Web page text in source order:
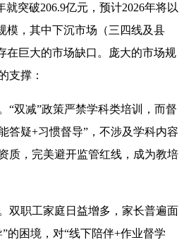
就突破206.9亿元，预计2026年将以
模，其中下沉市场（三四线及县
在巨大的市场缺口。庞大的市场规
支撑：
减”政策严禁学科类培训，而督
答疑+习惯督导”，不涉及学科内容
质，完美避开监管红线，成为教培
职工家庭日益增多，家长普遍面
的困境，对“线下陪伴+作业督学